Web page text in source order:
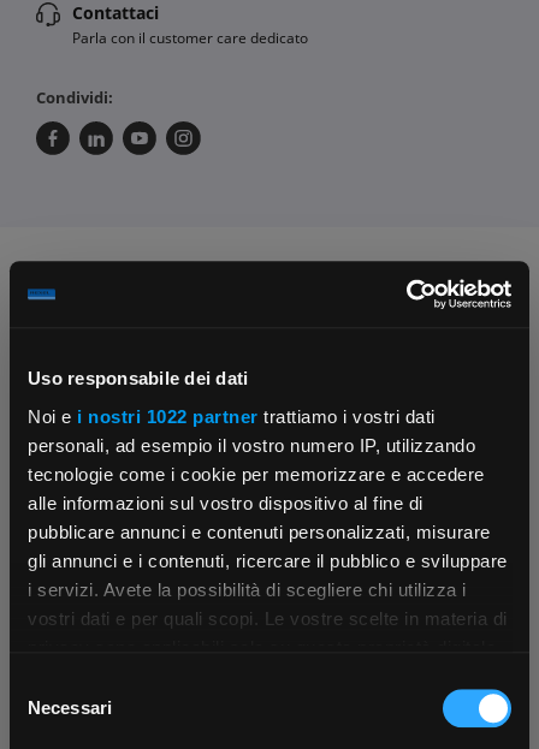
Uso responsabile dei dati
Noi e i nostri 1022 partner trattiamo i vostri dati
personali, ad esempio il vostro numero IP, utilizzando
tecnologie come i cookie per memorizzare e accedere
alle informazioni sul vostro dispositivo al fine di
pubblicare annunci e contenuti personalizzati, misurare
gli annunci e i contenuti, ricercare il pubblico e sviluppare
i servizi. Avete la possibilità di scegliere chi utilizza i
vostri dati e per quali scopi. Le vostre scelte in materia di
modificare o revocare il proprio consenso in qualsiasi
momento dalla Dichiarazione sui cookie o facendo clic
delNecessari
×
App Rexel Italia
Contattaci
Parla con il customer care dedicato
Condividi:
Chiedi ai nostri tecnici
Parla con il customer care dedicato Ti affiancheremo passo dopo passo